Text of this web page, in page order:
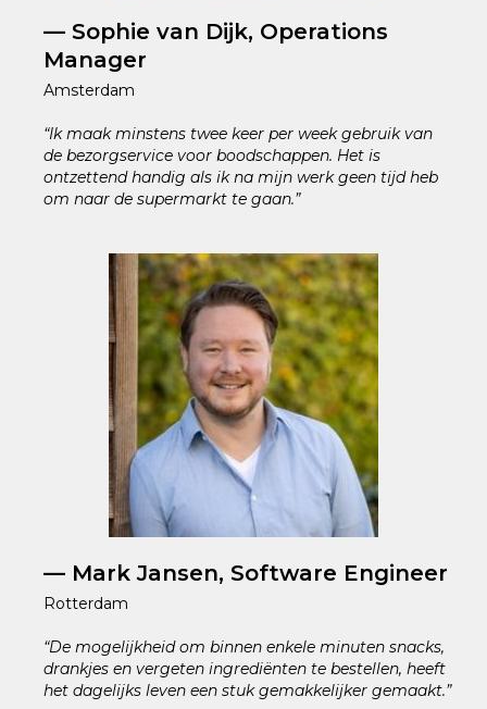
— Sophie van Dijk, Operations
Manager
Amsterdam
“Ik maak minstens twee keer per week gebruik van
de bezorgservice voor boodschappen. Het is
ontzettend handig als ik na mijn werk geen tijd heb
om naar de supermarkt te gaan.”
— Mark Jansen, Software Engineer
Rotterdam
“De mogelijkheid om binnen enkele minuten snacks,
drankjes en vergeten ingrediënten te bestellen, heeft
het dagelijks leven een stuk gemakkelijker gemaakt.”